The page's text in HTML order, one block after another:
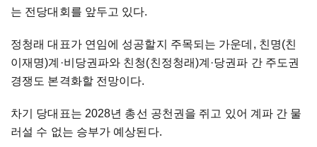
는 전당대회를 앞두고 있다.
정청래 대표가 연임에 성공할지 주목되는 가운데, 친명(친
이재명)계·비당권파와 친청(친정청래)계·당권파 간 주도권
경쟁도 본격화할 전망이다.
차기 당대표는 2028년 총선 공천권을 쥐고 있어 계파 간 물
러설 수 없는 승부가 예상된다.